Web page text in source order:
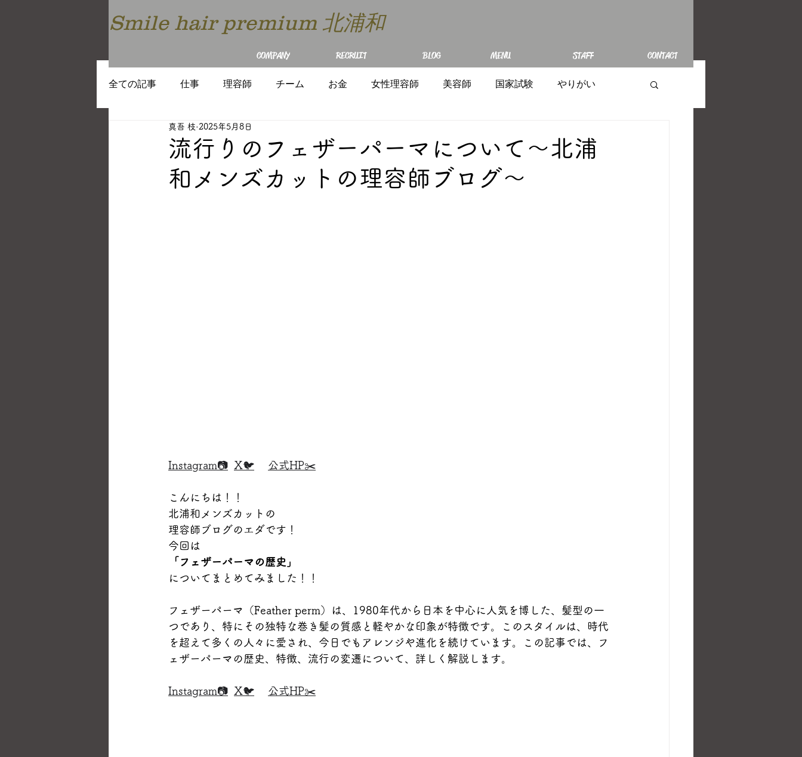
Smile hair premium 北浦和
COMPANY RECRUIT BLOG MENU STAFF CONTACT
全ての記事 仕事 理容師 チーム お金 女性理容師 美容師 国家試験 やりがい
教育 トレンド
流行りのフェザーパーマについて～北浦
和メンズカットの理容師ブログ～
真吾 枝 2025年5月8日
Instagram📷 X🐦 公式HP✂️
こんにちは！！
北浦和メンズカットの
理容師ブログのエダです！
今回は
「フェザーパーマの歴史」
についてまとめてみました！！
フェザーパーマ（Feather perm）は、1980年代から日本を中心に人気を博した、髪型の一
つであり、特にその独特な巻き髪の質感と軽やかな印象が特徴です。このスタイルは、時代
を超えて多くの人々に愛され、今日でもアレンジや進化を続けています。この記事では、フ
ェザーパーマの歴史、特徴、流行の変遷について、詳しく解説します。
Instagram📷 X🐦 公式HP✂️